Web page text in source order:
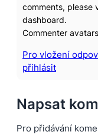
comments, please
dashboard.
Commenter
Pro vložení
přihlásit
Napsat
Pro přidávání